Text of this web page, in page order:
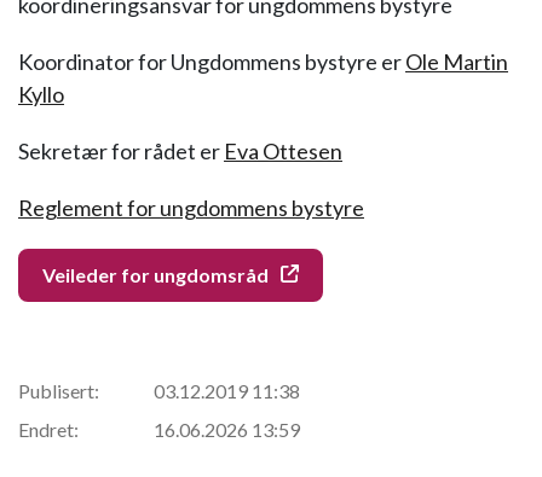
Koordinator for Ungdommens bystyre erOle Martin
Kyllo
Sekretær for rådet er Eva Ottesen
Reglement for ungdommens bystyre
Veileder for ungdomsråd
Publisert:
03.12.2019 11:38
Endret:
16.06.2026 13:59